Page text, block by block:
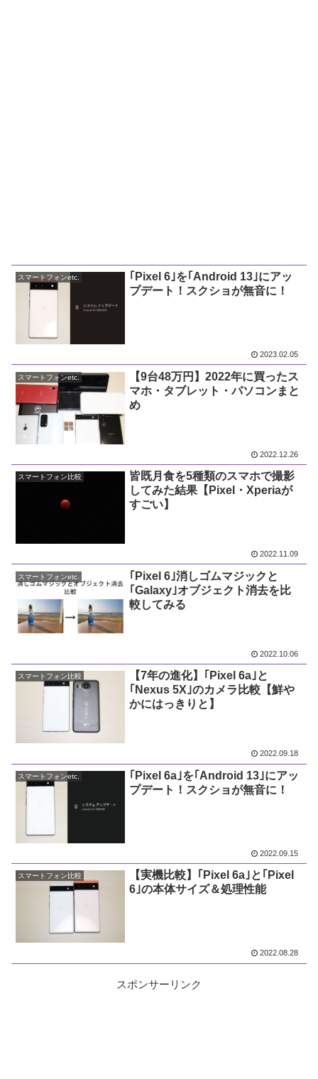
スマートフォンetc.
｢Pixel 6｣を｢Android 13｣にアッ
プデート！スクショが無音に！
2023.02.05
スマートフォンetc.
【9台48万円】2022年に買ったス
マホ・タブレット・パソコンまと
め
2022.12.26
スマートフォン比較
皆既月食を5種類のスマホで撮影
してみた結果【Pixel・Xperiaが
すごい】
2022.11.09
スマートフォンetc.
｢Pixel 6｣消しゴムマジックと
｢Galaxy｣オブジェクト消去を比
較してみる
2022.10.06
スマートフォン比較
【7年の進化】｢Pixel 6a｣と
｢Nexus 5X｣のカメラ比較【鮮や
かにはっきりと】
2022.09.18
スマートフォンetc.
｢Pixel 6a｣を｢Android 13｣にアッ
プデート！スクショが無音に！
2022.09.15
スマートフォン比較
【実機比較】｢Pixel 6a｣と｢Pixel
6｣の本体サイズ＆処理性能
2022.08.28
スポンサーリンク